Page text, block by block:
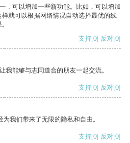
，可以增加一些新功能。比如，可以增加
就可以根据网络情况自动选择最优的线
支持[0] 反对[0]
我能够与志同道合的朋友一起交流。
支持[0] 反对[0]
我们带来了无限的隐私和自由。
支持[0] 反对[0]